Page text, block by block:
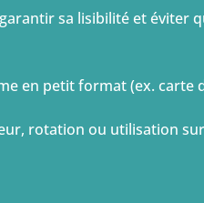
sa lisibilité et éviter
en petit format (ex. carte
rotation ou utilisation